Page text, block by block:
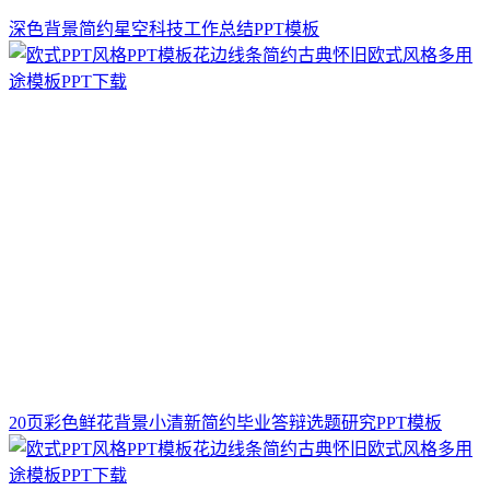
深色背景简约星空科技工作总结PPT模板
20页彩色鲜花背景小清新简约毕业答辩选题研究PPT模板